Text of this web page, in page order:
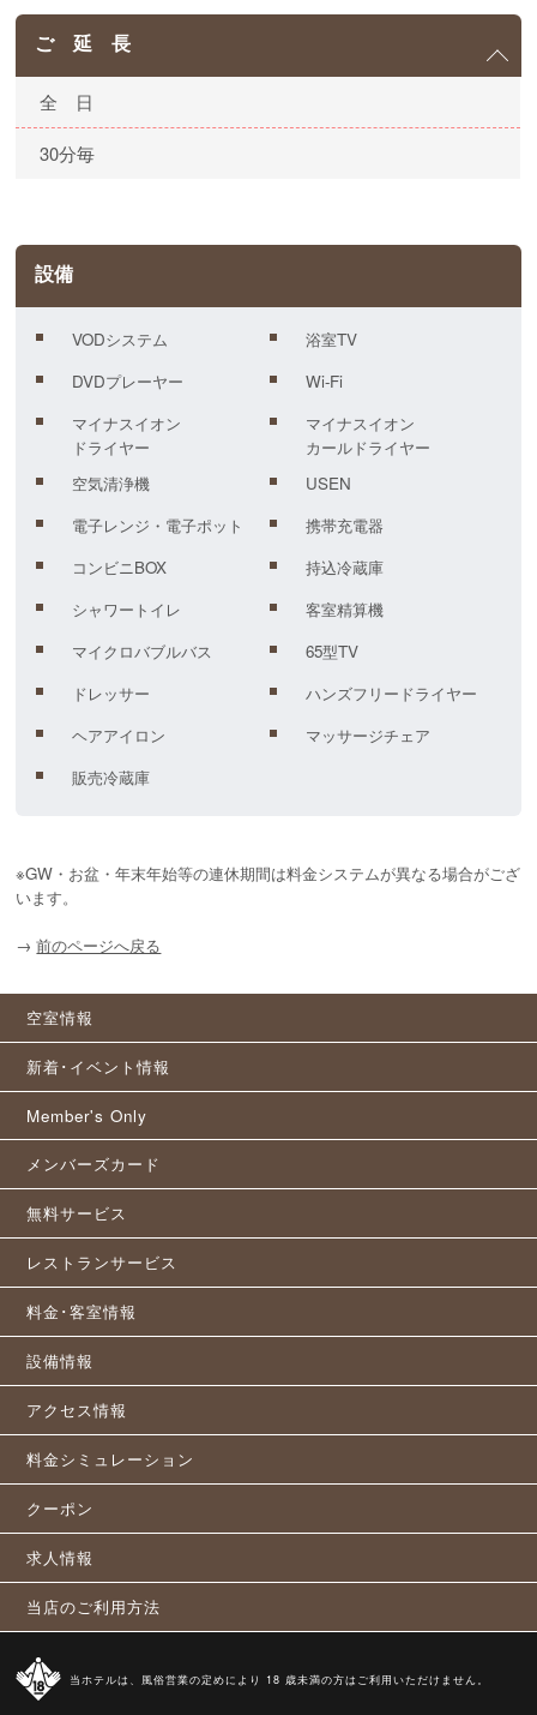
ご 延 長
全 日
30分毎
設備
VODシステム
浴室TV
DVDプレーヤー
Wi-Fi
マイナスイオン
ドライヤー
マイナスイオン
カールドライヤー
空気清浄機
USEN
電子レンジ・電子ポット
携帯充電器
コンビニBOX
持込冷蔵庫
シャワートイレ
客室精算機
マイクロバブルバス
65型TV
ドレッサー
ハンズフリードライヤー
ヘアアイロン
マッサージチェア
販売冷蔵庫
※GW・お盆・年末年始等の連休期間は料金システムが異なる場合がござ
います。
→ 前のページへ戻る
空室情報
新着･イベント情報
Member's Only
メンバーズカード
無料サービス
レストランサービス
料金･客室情報
設備情報
アクセス情報
料金シミュレーション
クーポン
求人情報
当店のご利用方法
当ホテルは、風俗営業の定めにより 18 歳未満の方はご利用いただけません。